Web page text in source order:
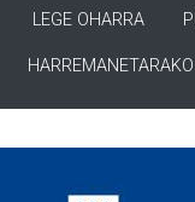
LEGE OHARRA
HARREMANETARAKO